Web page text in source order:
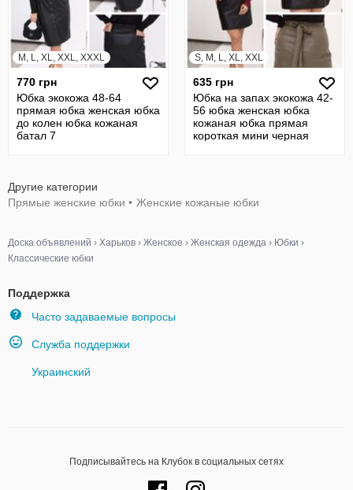
M, L, XL, XXL, XXXL
770 грн
Юбка экокожа 48-64
прямая юбка женская юбка
до колен юбка кожаная
батал 7
S, M, L, XL, XXL
635 грн
Юбка на запах экокожа 42-
56 юбка женская юбка
кожаная юбка прямая
короткая мини черная
Другие категории
Прямые женские юбки • Женские кожаные юбки
Доска объявлений › Харьков › Женское › Женская одежда › Юбки ›
Классические юбки
Поддержка
Часто задаваемые вопросы
Служба поддержки
Украинский
Подписывайтесь на Клубок в социальных сетях